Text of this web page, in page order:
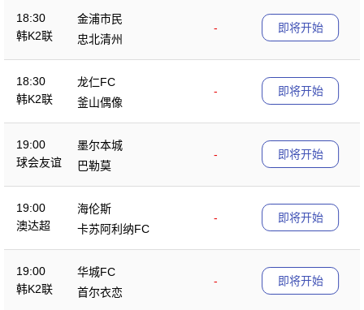
18:30
韩K2联
金浦市民
-
忠北清州
即将开始
18:30
韩K2联
龙仁FC
-
釜山偶像
即将开始
19:00
球会友谊
墨尔本城
-
巴勒莫
即将开始
19:00
澳达超
海伦斯
-
卡苏阿利纳FC
即将开始
19:00
韩K2联
华城FC
-
首尔衣恋
即将开始